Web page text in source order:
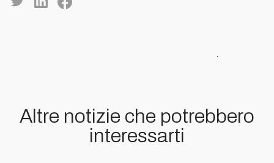
Altre notizie che potrebbero
interessarti